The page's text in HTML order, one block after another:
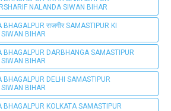
NALANDA SIWAN BIHAR
राजगीर SAMASTIPUR KI
BIHAR
BHAGALPUR DARBHANGA SAMASTIPUR
BIHAR
BHAGALPUR DELHI SAMASTIPUR
BIHAR
BHAGALPUR KOLKATA SAMASTIPUR